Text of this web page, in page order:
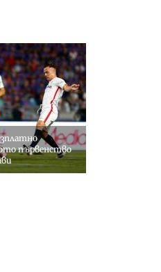
първенство